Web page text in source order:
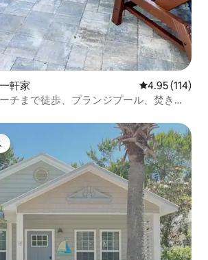
軒家 レビュー114
4.95 (114)
チまで徒歩、プランジプール、焚き火
イスです。